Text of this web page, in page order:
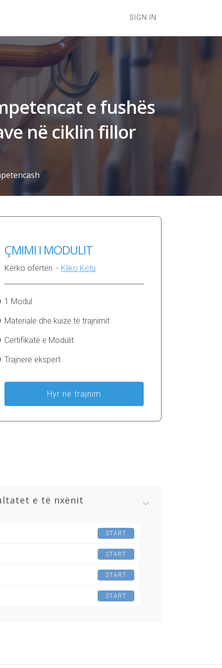
SIGN IN
e fushës
në ciklin fillor
ÇMIMI I MODULIT
Kërko ofertën - Kliko Këtu
1 Modul
Materiale dhe kuize të trajnimit
Certifikatë e Modulit
Trajnerë ekspert
Hyr në trajnim
e të nxënit
START
START
START
START